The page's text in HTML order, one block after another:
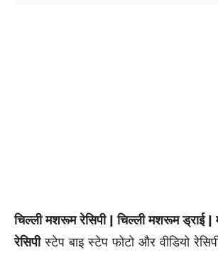
चिल्ली मशरूम रेसिपी | चिल्ली मशरूम ड्राई |
रेसिपीस्टेप बाइ स्टेप फोटो और वीडियो